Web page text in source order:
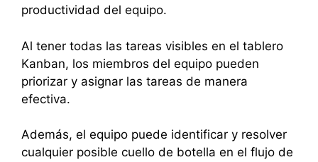
productividad del equipo.
Al tener todas las tareas visibles en el tablero
Kanban, los miembros del equipo pueden
priorizar y asignar las tareas de manera
efectiva.
Además, el equipo puede identificar y resolver
cualquier posible cuello de botella en el flujo de